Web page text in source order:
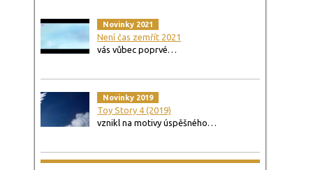
Novinky 2021
Není čas zemřít 2021
vás vůbec poprvé…
Novinky 2019
Toy Story 4 (2019)
vznikl na motivy úspěšného…